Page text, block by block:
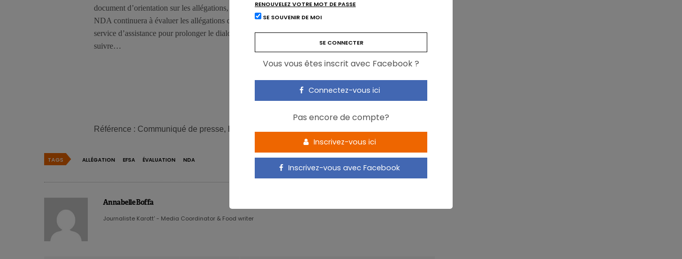
document d’orientation sur les allégations, mais elle ne compte pas s’arrêter là. Le groupe scientifique
NDA continuera à évaluer les allégations de santé. L’EFSA compte également mettre en place un nouveau
service d’assistance pour prolonger le dialogue avec les demandeurs d’évaluation et d’autorisation. À
suivre…
Référence : Communiqué de presse, EFSA, 28/07/2011,
TAGS ALLÉGATION EFSA ÉVALUATION NDA
Annabelle Boffa
Journaliste Karott' - Media Coordinator & Food writer
RENOUVELEZ VOTRE MOT DE PASSE
SE SOUVENIR DE MOI
Vous vous êtes inscrit avec Facebook ?
Connectez-vous ici
Pas encore de compte?
Inscrivez-vous ici
Inscrivez-vous avec Facebook